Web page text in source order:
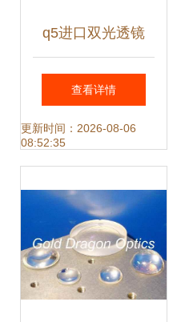
q5进口双光透镜
查看详情
更新时间：2026-08-06
08:52:35